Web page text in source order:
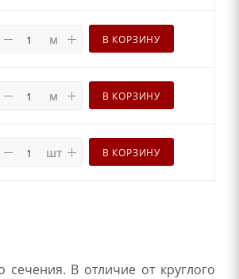
м В КОРЗИНУ
м В КОРЗИНУ
шт В КОРЗИНУ
сечения. В отличие от круглого